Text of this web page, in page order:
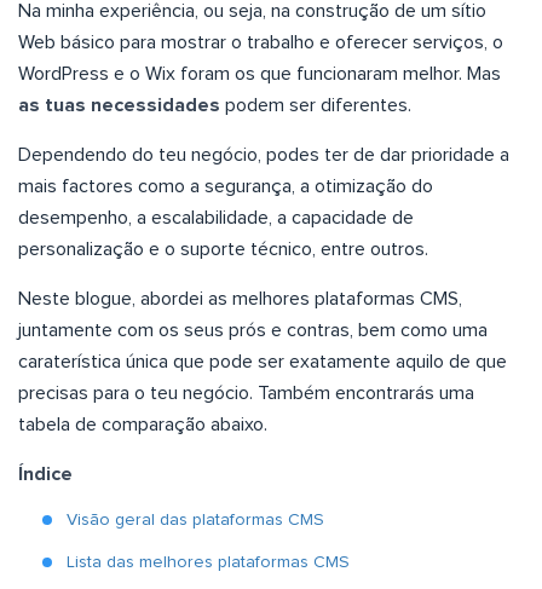
Na minha experiência, ou seja, na construção de um sítio
Web básico para mostrar o trabalho e oferecer serviços, o
WordPress e o Wix foram os que funcionaram melhor. Mas
as tuas necessidades podem ser diferentes.
Dependendo do teu negócio, podes ter de dar prioridade a
mais factores como a segurança, a otimização do
desempenho, a escalabilidade, a capacidade de
personalização e o suporte técnico, entre outros.
Neste blogue, abordei as melhores plataformas CMS,
juntamente com os seus prós e contras, bem como uma
caraterística única que pode ser exatamente aquilo de que
precisas para o teu negócio. Também encontrarás uma
tabela de comparação abaixo.
Índice
Visão geral das plataformas CMS
Lista das melhores plataformas CMS